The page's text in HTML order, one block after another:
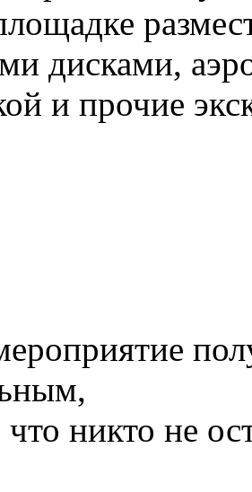
дисками,
и прочие
что никто не